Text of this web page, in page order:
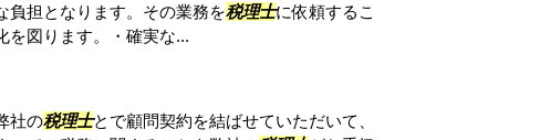
負担となります。その業務を税理士に依頼するこ
を図ります。・確実な...
社の税理士とで顧問契約を結ばせていただいて、